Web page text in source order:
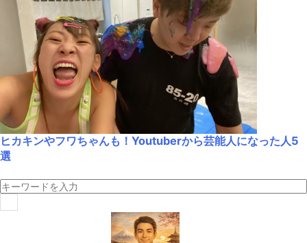
ヒカキンやフワちゃんも！Youtuberから芸能人になった人5
選